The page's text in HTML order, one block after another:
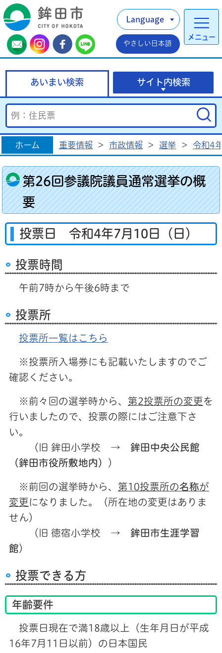
メニュー
Language
やさしい日本語
あいまい検索 サイト内検索
ホーム 重要情報 > 市政情報 > 選挙 > 令和4
第26回参議院議員通常選挙の概
要
投票日 令和4年7月10日（日）
投票時間
午前7時から午後6時まで
投票所
投票所一覧はこちら
※投票所入場券にも記載いたしますのでご
確認ください。
※前々回の選挙時から、 第2投票所の変更 を
行いましたので、投票の際にはご注意下さ
い。
（旧 鉾田小学校 → 鉾田中央公民館
（鉾田市役所敷地内）
）
※前回の選挙時から、 第10投票所の名称が
変更 になりました。（所在地の変更はありま
せん）
（旧 徳宿小学校 → 鉾田市生涯学習
館）
投票できる方
年齢要件
投票日現在で満18歳以上（生年月日が平成
16年7月11日以前）の日本国民